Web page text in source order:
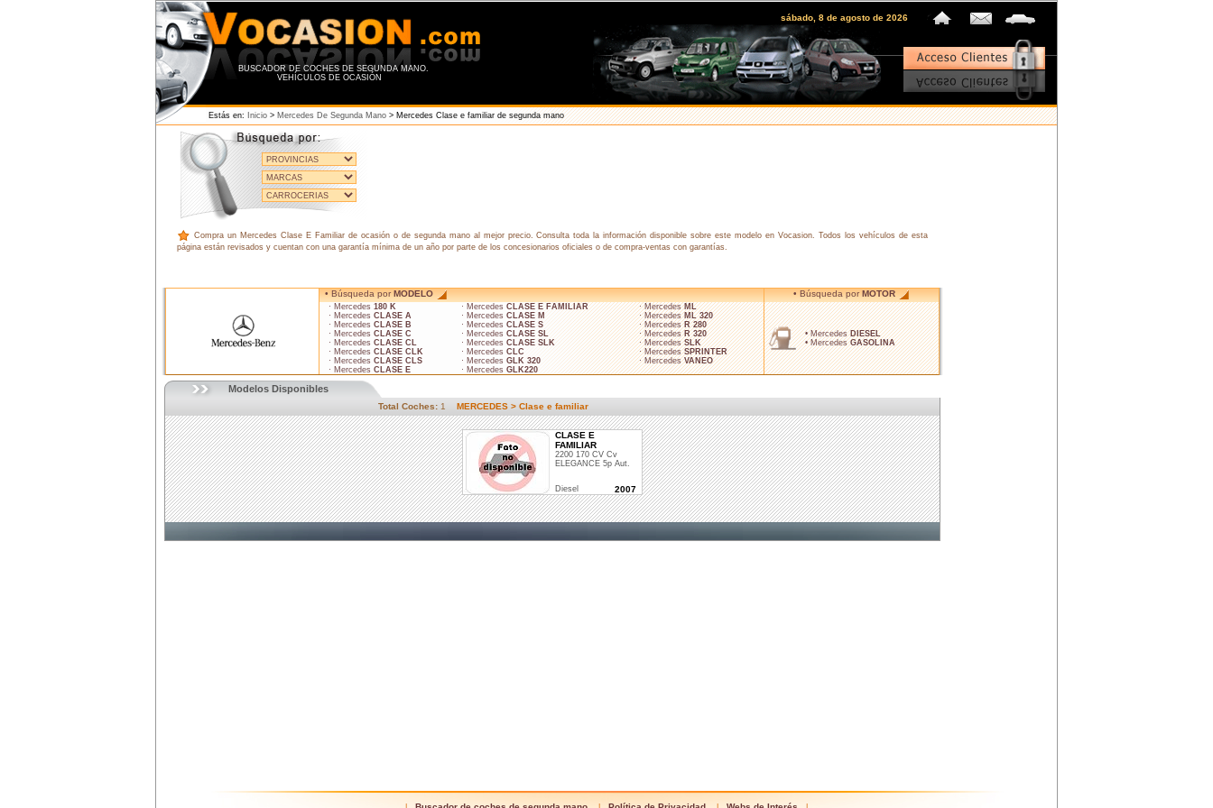
BUSCADOR DE COCHES DE SEGUNDA MANO.
VEHÍCULOS DE OCASIÓN
sábado, 8 de agosto de 2026
Estás en: Inicio > Mercedes De Segunda Mano > Mercedes Clase e familiar de segunda mano
Compra un Mercedes Clase E Familiar de ocasión o de segunda mano al mejor precio. Consulta toda la información disponible sobre este modelo en Vocasion. Todos los vehículos de esta
página están revisados y cuentan con una garantía mínima de un año por parte de los concesionarios oficiales o de compra-ventas con garantías.
• Búsqueda porMODELO
· Mercedes 180 K
· Mercedes CLASE A
· Mercedes CLASE B
· Mercedes CLASE C
· Mercedes CLASE CL
· Mercedes CLASE CLK
· Mercedes CLASE CLS
· Mercedes CLASE E
· Mercedes CLASE E FAMILIAR
· Mercedes CLASE M
· Mercedes CLASE S
· Mercedes CLASE SL
· Mercedes CLASE SLK
· Mercedes CLC
· Mercedes GLK 320
· Mercedes GLK220
· MercedesML
· MercedesML 320
· MercedesR 280
· MercedesR 320
· MercedesSLK
· MercedesSPRINTER
· MercedesVANEO
• Búsqueda porMOTOR
• MercedesDIESEL
• MercedesGASOLINA
Modelos Disponibles
Total Coches: 1 MERCEDES > Clase e familiar
CLASE E
FAMILIAR
2200 170 CV Cv
ELEGANCE 5p Aut.
Diesel 2007